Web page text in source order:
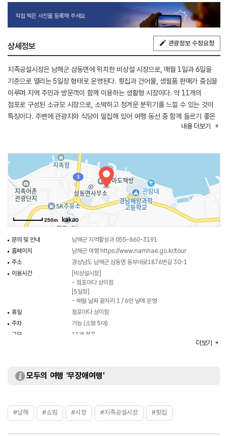
직접 찍은 사진을 등록해 주세요.
상세정보 관광정보 수정요청
지족공설시장은 남해군 삼동면에 위치한 비상설 시장으로, 매월 1일과 6일을
기준으로 열리는 5일장 형태로 운영된다. 횟집과 건어물, 생필품 판매가 중심을
이루며 지역 주민과 방문객이 함께 이용하는 생활형 시장이다. 약 11개의
점포로 구성된 소규모 시장으로, 소박하고 정겨운 분위기를 느낄 수 있는 것이
특징이다. 주변에 관광지와 식당이 밀집해 있어 여행 동선 중 함께 들르기 좋은
내용 더보기
250m
문의 및 안내
남해군 지역활성과 055-860-3191
홈페이지
남해군 여행 https://www.namhae.go.kr/tour
주소
경상남도 남해군 삼동면 동부대로1876번길 30-1
이용시간
[비상설시장]
- 점포마다 상이함
[5일장]
- 매월 날짜 끝자리 1 / 6인 날에 운영
휴일
점포마다 상이함
주차
가능 (소형 5대)
규모
11개 점포
더보기
모두의 여행 '무장애여행'
#남해 #쇼핑 #시장 #지족공설시장 #횟집